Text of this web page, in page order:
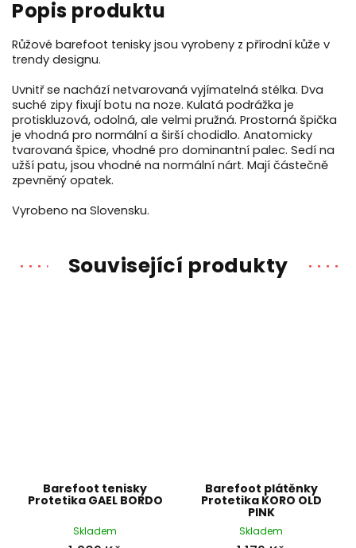
Růžové barefoot tenisky jsou vyrobeny z přírodní kůže v
trendy designu.
Uvnitř se nachází netvarovaná vyjímatelná stélka. Dva
suché zipy fixují botu na noze. Kulatá podrážka je
protiskluzová, odolná, ale velmi pružná. Prostorná špička
je vhodná pro normální a širší chodidlo. Anatomicky
tvarovaná špice, vhodné pro dominantní palec. Sedí na
užší patu, jsou vhodné na normální nárt. Mají částečně
zpevněný opatek.
Vyrobeno na Slovensku.
Související produkty
Barefoot tenisky
Protetika GAEL BORDO
Skladem
Barefoot plátěnky
Protetika KORO OLD
PINK
Skladem